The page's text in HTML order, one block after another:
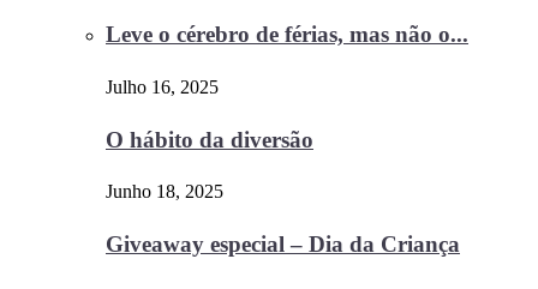
Leve o cérebro de férias, mas não o...
Julho 16, 2025
O hábito da diversão
Junho 18, 2025
Giveaway especial – Dia da Criança